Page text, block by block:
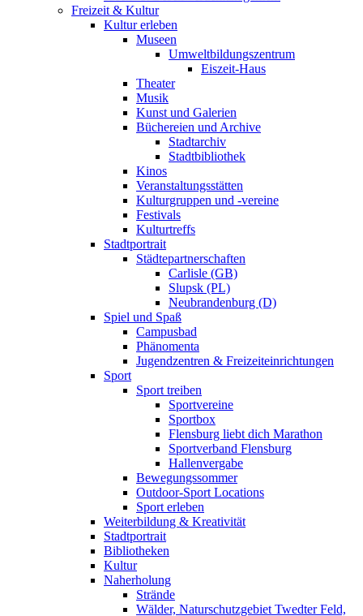
Freizeit & Kultur
Kultur erleben
Museen
Umweltbildungszentrum
Eiszeit-Haus
Theater
Musik
Kunst und Galerien
Büchereien und Archive
Stadtarchiv
Stadtbibliothek
Kinos
Veranstaltungsstätten
Kulturgruppen und -vereine
Festivals
Kulturtreffs
Stadtportrait
Städtepartnerschaften
Carlisle (GB)
Slupsk (PL)
Neubrandenburg (D)
Spiel und Spaß
Campusbad
Phänomenta
Jugendzentren & Freizeiteinrichtungen
Sport
Sport treiben
Sportvereine
Sportbox
Flensburg liebt dich Marathon
Sportverband Flensburg
Hallenvergabe
Bewegungssommer
Outdoor-Sport Locations
Sport erleben
Weiterbildung & Kreativität
Stadtportrait
Bibliotheken
Kultur
Naherholung
Strände
Wälder, Naturschutzgebiet Twedter Feld,